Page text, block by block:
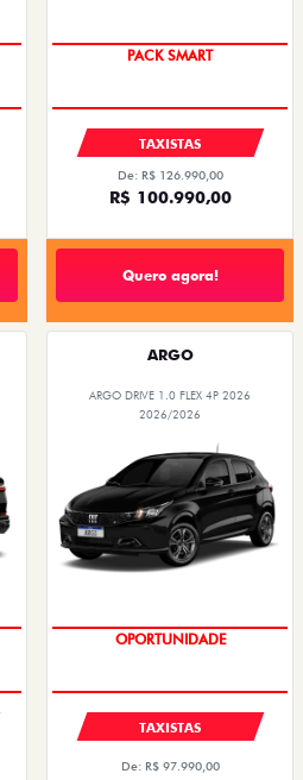
PACK SMART
TAXISTAS
De: R$ 126.990,00
R$ 100.990,00
Quero agora!
ARGO
ARGO DRIVE 1.0 FLEX 4P 2026
2026/2026
OPORTUNIDADE
TAXISTAS
De: R$ 97.990,00